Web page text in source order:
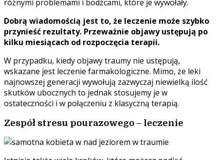
różnymi problemami i bodźcami, które je wywołały.
Dobrą wiadomością jest to, że leczenie może szybko
przynieść rezultaty. Przeważnie objawy ustępują po
kilku miesiącach od rozpoczęcia terapii.
W przypadku, kiedy objawy traumy nie ustępują,
wskazane jest leczenie farmakologiczne. Mimo, że leki
najnowszej generacji wywołują zazwyczaj niewielką ilość
skutków ubocznych to jednak stosujemy je w
ostateczności i w połączeniu z klasyczną terapią.
Zespół stresu pourazowego – leczenie